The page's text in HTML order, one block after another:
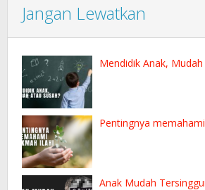
Jangan Lewatkan
Mendidik Anak, Mudah
Pentingnya
Anak Mudah